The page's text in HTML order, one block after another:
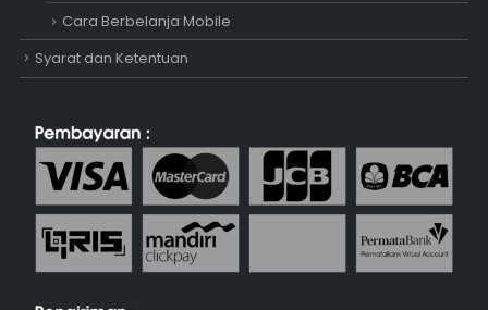
Cara Berbelanja Mobile
Syarat dan Ketentuan